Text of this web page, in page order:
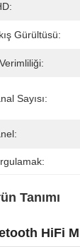
Gürültüsü:
Sayısı:
Tanımı
HiFi